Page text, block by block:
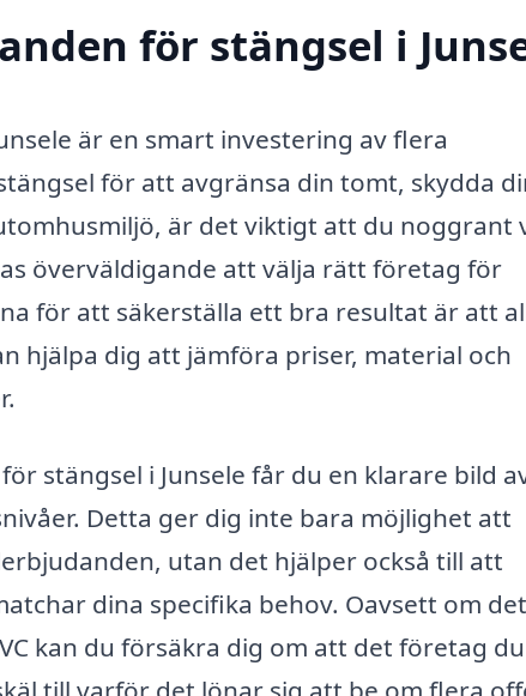
för stängsel i
är en smart investering av flera
för att avgränsa din tomt, skydda
är det viktigt att du noggrant
överväldigande att välja rätt företag för
för att säkerställa ett bra resultat är att
hjälpa dig att jämföra priser, material och
stängsel i Junsele får du en klarare bild
Detta ger dig inte bara möjlighet att
utan det hjälper också till att
dina specifika behov. Oavsett om det
kan du försäkra dig om att det företag